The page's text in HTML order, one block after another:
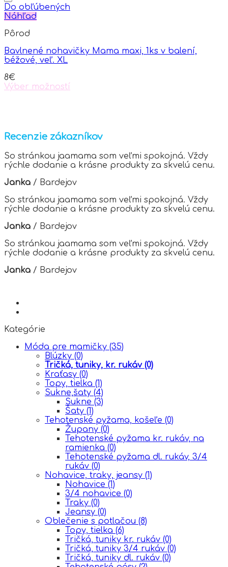
Do obľúbených
Náhľad
Pôrod
Bavlnené nohavičky Mama maxi, 1ks v balení,
béžové, veľ. XL
8€
Výber možností
variants.
The
options
may
be
chosen
on
the
product
page
Recenzie zákazníkov
So stránkou jaamama som veľmi spokojná. Vždy
rýchle dodanie a krásne produkty za skvelú cenu.
Janka / Bardejov
So stránkou jaamama som veľmi spokojná. Vždy
rýchle dodanie a krásne produkty za skvelú cenu.
Janka / Bardejov
So stránkou jaamama som veľmi spokojná. Vždy
rýchle dodanie a krásne produkty za skvelú cenu.
Janka / Bardejov
Kategórie
Móda pre mamičky (35)
Blúzky (0)
Tričká, tuniky, kr. rukáv (0)
Kraťasy (0)
Topy, tielka (1)
Sukne,šaty (4)
Sukne (3)
Šaty (1)
Tehotenské pyžama, košeľe (0)
Župany (0)
Tehotenské pyžama kr. rukáv, na
ramienka (0)
Tehotenské pyžama dl. rukáv, 3/4
rukáv (0)
Nohavice, traky, jeansy (1)
Nohavice (1)
3/4 nohavice (0)
Traky (0)
Jeansy (0)
Oblečenie s potlačou (8)
Topy, tielka (6)
Tričká, tuniky kr. rukáv (0)
Tričká, tuniky 3/4 rukáv (0)
Tričká, tuniky dl. rukáv (0)